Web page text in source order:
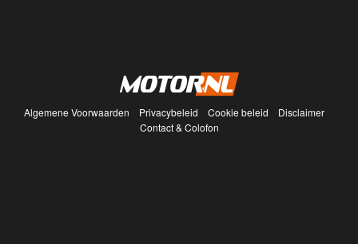
Algemene Voorwaarden Privacybeleid Cookie beleid
Disclaimer
Contact & Colofon